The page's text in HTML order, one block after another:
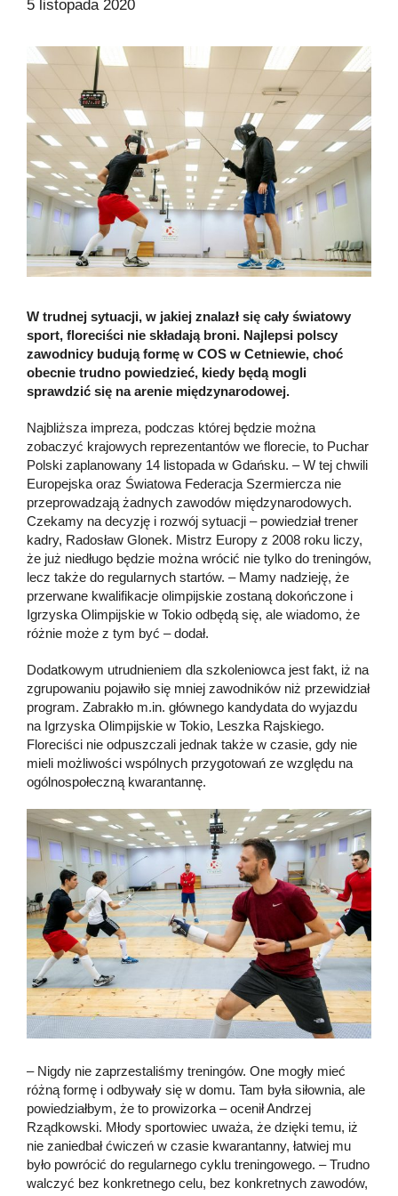
5 listopada 2020
W trudnej sytuacji, w jakiej znalazł się cały światowy
sport, floreciści nie składają broni. Najlepsi polscy
zawodnicy budują formę w COS w Cetniewie, choć
obecnie trudno powiedzieć, kiedy będą mogli
sprawdzić się na arenie międzynarodowej.
Najbliższa impreza, podczas której będzie można
zobaczyć krajowych reprezentantów we florecie, to Puchar
Polski zaplanowany 14 listopada w Gdańsku. – W tej chwili
Europejska oraz Światowa Federacja Szermiercza nie
przeprowadzają żadnych zawodów międzynarodowych.
Czekamy na decyzję i rozwój sytuacji – powiedział trener
kadry, Radosław Glonek. Mistrz Europy z 2008 roku liczy,
że już niedługo będzie można wrócić nie tylko do treningów,
lecz także do regularnych startów. – Mamy nadzieję, że
przerwane kwalifikacje olimpijskie zostaną dokończone i
Igrzyska Olimpijskie w Tokio odbędą się, ale wiadomo, że
różnie może z tym być – dodał.
Dodatkowym utrudnieniem dla szkoleniowca jest fakt, iż na
zgrupowaniu pojawiło się mniej zawodników niż przewidział
program. Zabrakło m.in. głównego kandydata do wyjazdu
na Igrzyska Olimpijskie w Tokio, Leszka Rajskiego.
Floreciści nie odpuszczali jednak także w czasie, gdy nie
mieli możliwości wspólnych przygotowań ze względu na
ogólnospołeczną kwarantannę.
– Nigdy nie zaprzestaliśmy treningów. One mogły mieć
różną formę i odbywały się w domu. Tam była siłownia, ale
powiedziałbym, że to prowizorka – ocenił Andrzej
Rządkowski. Młody sportowiec uważa, że dzięki temu, iż
nie zaniedbał ćwiczeń w czasie kwarantanny, łatwiej mu
było powrócić do regularnego cyklu treningowego. – Trudno
walczyć bez konkretnego celu, bez konkretnych zawodów,